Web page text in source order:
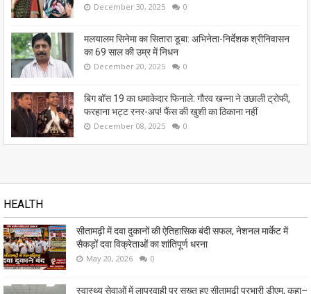
December 30, 2025 0
मलयालम सिनेमा का सितारा डूबा: अभिनेता-निर्देशक श्रीनिवासन
का 69 साल की उम्र में निधन
December 20, 2025 0
बिग बॉस 19 का धमाकेदार फिनाले: गौरव खन्ना ने उछाली ट्रोफी,
फरहाना भट्ट रनर-अप! फैंस की खुशी का ठिकाना नहीं
December 08, 2025 0
HEALTH
सीतामढ़ी में दवा दुकानों की ऐतिहासिक बंदी सफल, नेशनल मार्केट में
सैकड़ों दवा विक्रेताओं का शांतिपूर्ण धरना
May 20, 2026 0
स्वास्थ्य सेवाओं में लापरवाही पर सख्त हुए सीतामढ़ी प्रभारी डीएम, कहा–